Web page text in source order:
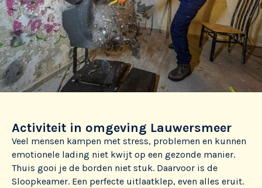
Activiteit in omgeving Lauwersmeer
Veel mensen kampen met stress, problemen en kunnen
emotionele lading niet kwijt op een gezonde manier.
Thuis gooi je de borden niet stuk. Daarvoor is de
Sloopkeamer. Een perfecte uitlaatklep, even alles eruit.